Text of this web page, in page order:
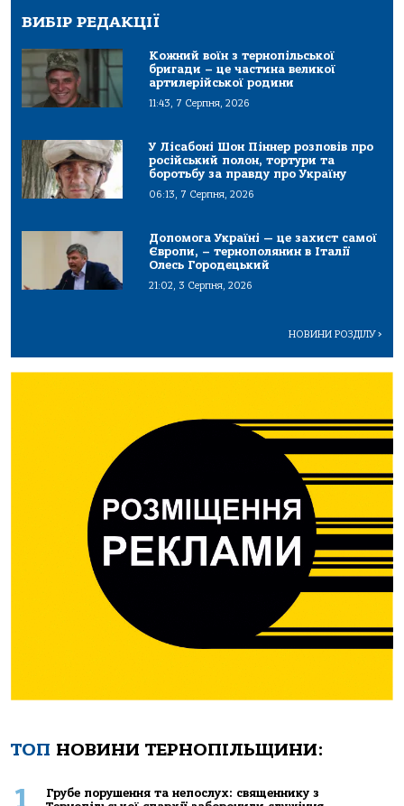
ВИБІР РЕДАКЦІЇ
Кожний воїн з тернопільської
бригади – це частина великої
артилерійської родини
11:43, 7 Серпня, 2026
У Лісабоні Шон Піннер розповів про
російський полон, тортури та
боротьбу за правду про Україну
06:13, 7 Серпня, 2026
Допомога Україні — це захист самої
Європи, – тернополянин в Італії
Олесь Городецький
21:02, 3 Серпня, 2026
НОВИНИ РОЗДІЛУ>
ТОП НОВИНИ ТЕРНОПІЛЬЩИНИ:
1
Грубе порушення та непослух: священнику з